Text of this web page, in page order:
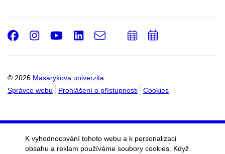
© 2026 Masarykova univerzita
Správce webu
Prohlášení o přístupnosti Cookies
Facebook
Instagram
Youtube
LinkedIn
e-
PřidatPřidat
K vyhodnocování tohoto webu a k personalizaci
obsahu a reklam používáme soubory cookies. Když